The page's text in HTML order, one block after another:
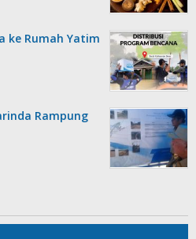
ke Rumah Yatim
Rampung